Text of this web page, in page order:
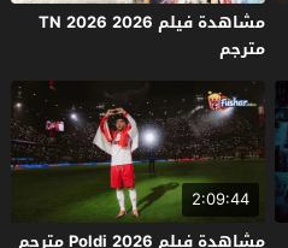
مشاهدة فيلم TN 2026 2026
مترجم
2:09:44
مشاهدة فيلم Poldi 2026 مترجم